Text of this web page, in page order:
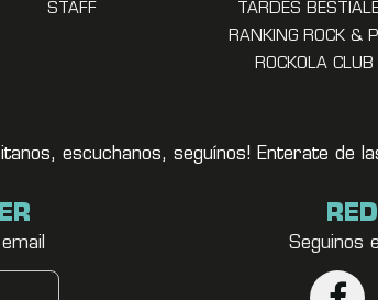
STAFF
TARDES
RANKING ROCK &
ROCKOLA CLUB
escuchanos, seguínos! Enterate de
Seguinos